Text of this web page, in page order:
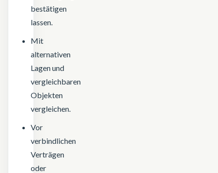
bestätigen
lassen.
Mit
alternativen
Lagen und
vergleichbaren
Objekten
vergleichen.
Vor
verbindlichen
Verträgen
oder